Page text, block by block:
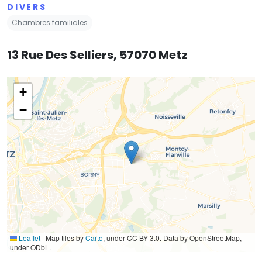
DIVERS
Chambres familiales
13 Rue Des Selliers, 57070 Metz
+
−
Leaflet | Map tiles byCarto, under CC BY 3.0. Data by OpenStreetMap,
under ODbL.